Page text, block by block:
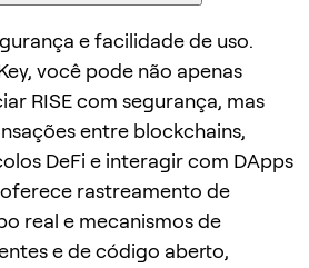
e facilidade de uso.
você pode não apenas
RISE com segurança, mas
entre blockchains,
DeFi e interagir com DApps
rastreamento de
real e mecanismos de
e de código aberto,